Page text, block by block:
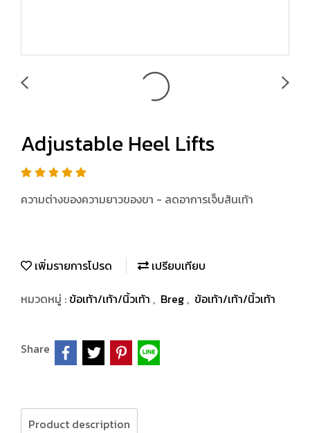
Adjustable Heel Lifts
ความต่างของความยาวของขา - ลดอาการเจ็บส้นเท้า
เพิ่มรายการโปรด
เปรียบเทียบ
หมวดหมู่ :ข้อเท้า/เท้า/นิ้วเท้า , Breg , ข้อเท้า/เท้า/นิ้วเท้า
Share
Product description